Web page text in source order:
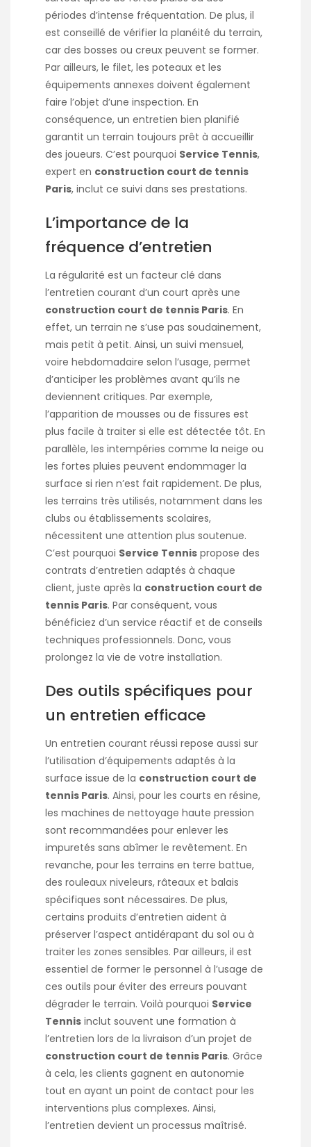
périodes d’intense fréquentation. De plus, il
est conseillé de vérifier la planéité du terrain,
car des bosses ou creux peuvent se former.
Par ailleurs, le filet, les poteaux et les
équipements annexes doivent également
faire l’objet d’une inspection. En
conséquence, un entretien bien planifié
garantit un terrain toujours prêt à accueillir
des joueurs. C’est pourquoi Service Tennis,
expert en construction court de tennis
Paris, inclut ce suivi dans ses prestations.
L’importance de la
fréquence d’entretien
La régularité est un facteur clé dans
l’entretien courant d’un court après une
construction court de tennis Paris. En
effet, un terrain ne s’use pas soudainement,
mais petit à petit. Ainsi, un suivi mensuel,
voire hebdomadaire selon l’usage, permet
d’anticiper les problèmes avant qu’ils ne
deviennent critiques. Par exemple,
l’apparition de mousses ou de fissures est
plus facile à traiter si elle est détectée tôt. En
parallèle, les intempéries comme la neige ou
les fortes pluies peuvent endommager la
surface si rien n’est fait rapidement. De plus,
les terrains très utilisés, notamment dans les
clubs ou établissements scolaires,
nécessitent une attention plus soutenue.
C’est pourquoi Service Tennis propose des
contrats d’entretien adaptés à chaque
client, juste après la construction court de
tennis Paris. Par conséquent, vous
bénéficiez d’un service réactif et de conseils
techniques professionnels. Donc, vous
prolongez la vie de votre installation.
Des outils spécifiques pour
un entretien efficace
Un entretien courant réussi repose aussi sur
l’utilisation d’équipements adaptés à la
surface issue de la construction court de
tennis Paris. Ainsi, pour les courts en résine,
les machines de nettoyage haute pression
sont recommandées pour enlever les
impuretés sans abîmer le revêtement. En
revanche, pour les terrains en terre battue,
des rouleaux niveleurs, râteaux et balais
spécifiques sont nécessaires. De plus,
certains produits d’entretien aident à
préserver l’aspect antidérapant du sol ou à
traiter les zones sensibles. Par ailleurs, il est
essentiel de former le personnel à l’usage de
ces outils pour éviter des erreurs pouvant
dégrader le terrain. Voilà pourquoi Service
Tennis inclut souvent une formation à
l’entretien lors de la livraison d’un projet de
construction court de tennis Paris. Grâce
à cela, les clients gagnent en autonomie
tout en ayant un point de contact pour les
interventions plus complexes. Ainsi,
l’entretien devient un processus maîtrisé.